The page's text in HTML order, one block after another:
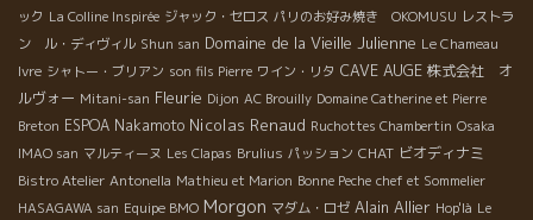
ック La Colline Inspirée ジャック・セロス パリのお好み焼き OKOMUSU レストラ
ン ル・ディヴィル Shun san Domaine de la Vieille Julienne Le Chameau
Ivre シャトー・ブリアン son fils Pierre ワイン・リタ CAVE AUGE 株式会社 オ
ルヴォー Mitani-san Fleurie Dijon AC Brouilly Domaine Catherine et Pierre
Breton ESPOA Nakamoto Nicolas Renaud Ruchottes Chambertin Osaka
IMAO san マルティーヌ Les Clapas Brulius パッション CHAT ビオディナミ
Bistro Atelier Antonella Mathieu et Marion Bonne Peche chef et Sommelier
HASAGAWA san Equipe BMO Morgon マダム・ロゼ Alain Allier Hop'là Le